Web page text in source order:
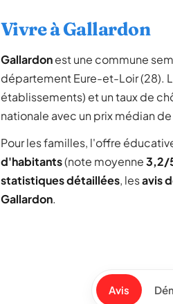
Vivre à Gallardon
Gallardonest une commune
département Eure-et-Loir (28).
établissements) et un taux de
nationale avec un prix médian de
Pour les familles, l'offre
d'habitants(note moyenne3,2/
statistiques détaillées, lesavis
Gallardon.
Avis